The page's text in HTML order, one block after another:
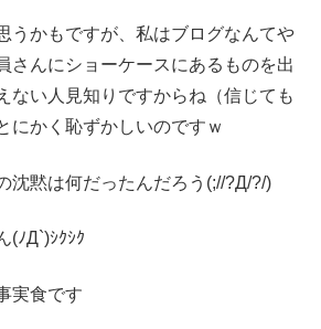
うかもですが、私はブログなんてや
さんにショーケースにあるものを出
ない人見知りですからね（信じても
にかく恥ずかしいのですｗ
沈黙は何だったんだろう(;//?Д/?/)
(ﾉД`)ｼｸｼｸ
実食です